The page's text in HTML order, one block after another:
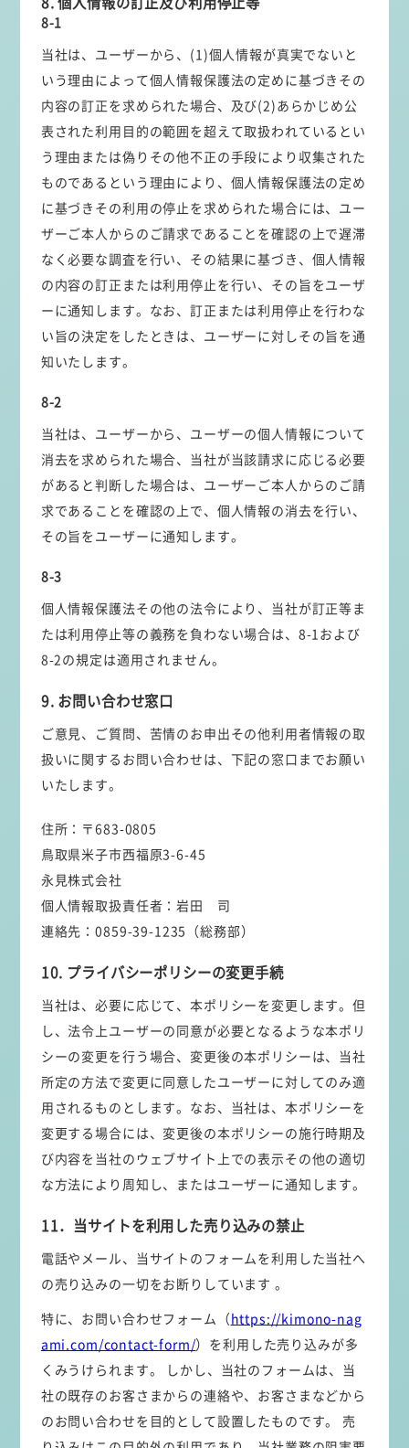
8-1
当社は、ユーザーから、(1)個人情報が真実でないと
いう理由によって個人情報保護法の定めに基づきその
内容の訂正を求められた場合、及び(2)あらかじめ公
表された利用目的の範囲を超えて取扱われているとい
う理由または偽りその他不正の手段により収集された
ものであるという理由により、個人情報保護法の定め
に基づきその利用の停止を求められた場合には、ユー
ザーご本人からのご請求であることを確認の上で遅滞
なく必要な調査を行い、その結果に基づき、個人情報
の内容の訂正または利用停止を行い、その旨をユーザ
ーに通知します。なお、訂正または利用停止を行わな
い旨の決定をしたときは、ユーザーに対しその旨を通
知いたします。
8-2
当社は、ユーザーから、ユーザーの個人情報について
消去を求められた場合、当社が当該請求に応じる必要
があると判断した場合は、ユーザーご本人からのご請
求であることを確認の上で、個人情報の消去を行い、
その旨をユーザーに通知します。
8-3
個人情報保護法その他の法令により、当社が訂正等ま
たは利用停止等の義務を負わない場合は、8-1および
8-2の規定は適用されません。
9. お問い合わせ窓口
ご意見、ご質問、苦情のお申出その他利用者情報の取
扱いに関するお問い合わせは、下記の窓口までお願い
いたします。
住所：〒683-0805
鳥取県米子市西福原3-6-45
永見株式会社
個人情報取扱責任者：岩田 司
連絡先：0859-39-1235（総務部）
10. プライバシーポリシーの変更手続
当社は、必要に応じて、本ポリシーを変更します。但
し、法令上ユーザーの同意が必要となるような本ポリ
シーの変更を行う場合、変更後の本ポリシーは、当社
所定の方法で変更に同意したユーザーに対してのみ適
用されるものとします。なお、当社は、本ポリシーを
変更する場合には、変更後の本ポリシーの施行時期及
び内容を当社のウェブサイト上での表示その他の適切
な方法により周知し、またはユーザーに通知します。
11．当サイトを利用した売り込みの禁止
電話やメール、当サイトのフォームを利用した当社へ
の売り込みの一切をお断りしています 。
特に、お問い合わせフォーム（https://kimono-nag
ami.com/contact-form/）を利用した売り込みが多
くみうけられます。 しかし、当社のフォームは、当
社の既存のお客さまからの連絡や、お客さまなどから
のお問い合わせを目的として設置したものです。 売